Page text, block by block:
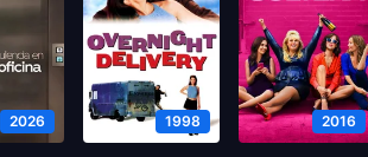
2026 1998 2016